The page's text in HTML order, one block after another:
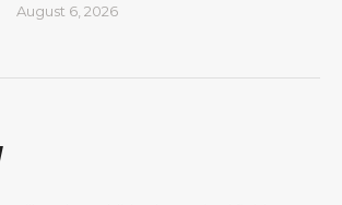
August 6, 2026